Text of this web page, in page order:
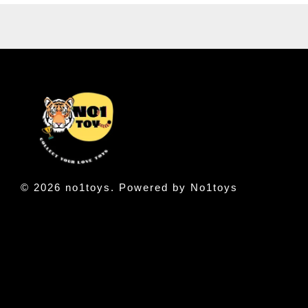
© 2026 no1toys. Powered by No1toys